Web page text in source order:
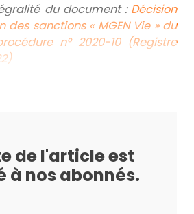
du document: Décision
sanctions « MGEN Vie » du
n° 2020-10 (Registre
de l'article est
à nos abonnés.